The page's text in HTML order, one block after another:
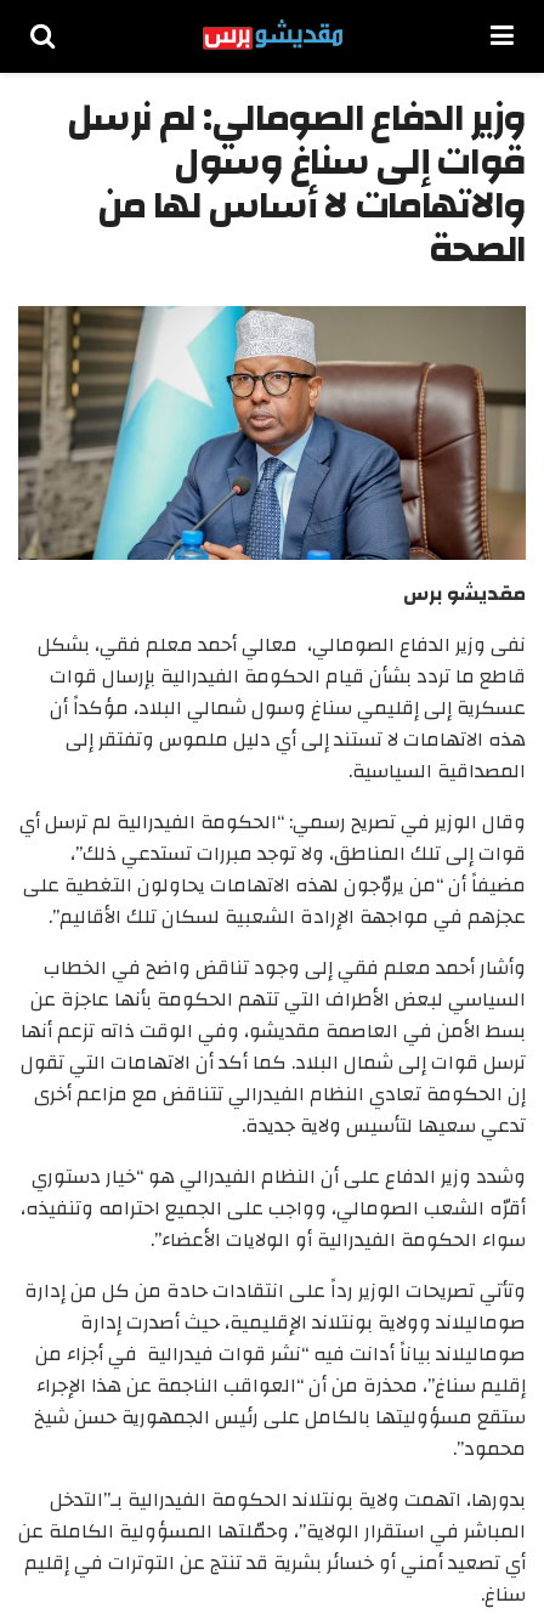
وزير الدفاع الصومالي: لم نرسل
قوات إلى سناغ وسول
والاتهامات لا أساس لها من
الصحة
مقديشوبرس
نفى وزير الدفاع الصومالي، معالي أحمد معلم فقي، بشكل
قاطع ما تردد بشأن قيام الحكومة الفيدرالية بإرسال قوات
عسكرية إلى إقليمي سناغ وسول شمالي البلاد، مؤكداً أن
هذه الاتهامات لا تستند إلى أي دليل ملموس وتفتقر إلى
المصداقية السياسية.
وقال الوزير في تصريح رسمي: “الحكومة الفيدرالية لم ترسل أي
قوات إلى تلك المناطق، ولا توجد مبررات تستدعي ذلك”،
مضيفاً أن “من يروّجون لهذه الاتهامات يحاولون التغطية على
عجزهم في مواجهة الإرادة الشعبية لسكان تلك الأقاليم”.
وأشار أحمد معلم فقي إلى وجود تناقض واضح في الخطاب
السياسي لبعض الأطراف التي تتهم الحكومة بأنها عاجزة عن
بسط الأمن في العاصمة مقديشو، وفي الوقت ذاته تزعم أنها
ترسل قوات إلى شمال البلاد. كما أكد أن الاتهامات التي تقول
إن الحكومة تعادي النظام الفيدرالي تتناقض مع مزاعم أخرى
تدعي سعيها لتأسيس ولاية جديدة.
وشدد وزير الدفاع على أن النظام الفيدرالي هو “خيار دستوري
أقرّه الشعب الصومالي، وواجب على الجميع احترامه وتنفيذه،
سواء الحكومة الفيدرالية أو الولايات الأعضاء”.
وتأتي تصريحات الوزير رداً على انتقادات حادة من كل من إدارة
صوماليلاند وولاية بونتلاند الإقليمية، حيث أصدرت إدارة
صوماليلاند بياناً أدانت فيه “نشر قوات فيدرالية في أجزاء من
إقليم سناغ”، محذرة من أن “العواقب الناجمة عن هذا الإجراء
ستقع مسؤوليتها بالكامل على رئيس الجمهورية حسن شيخ
محمود”.
بدورها، اتهمت ولاية بونتلاند الحكومة الفيدرالية بـ”التدخل
المباشر في استقرار الولاية”، وحمّلتها المسؤولية الكاملة عن
أي تصعيد أمني أو خسائر بشرية قد تنتج عن التوترات في إقليم
سناغ.